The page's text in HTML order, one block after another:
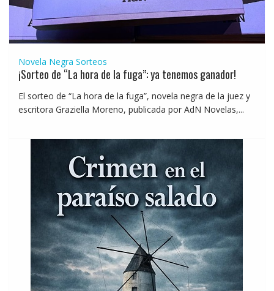
Novela Negra Sorteos
¡Sorteo de “La hora de la fuga”: ya tenemos ganador!
El sorteo de “La hora de la fuga”, novela negra de la juez y
escritora Graziella Moreno, publicada por AdN Novelas,...